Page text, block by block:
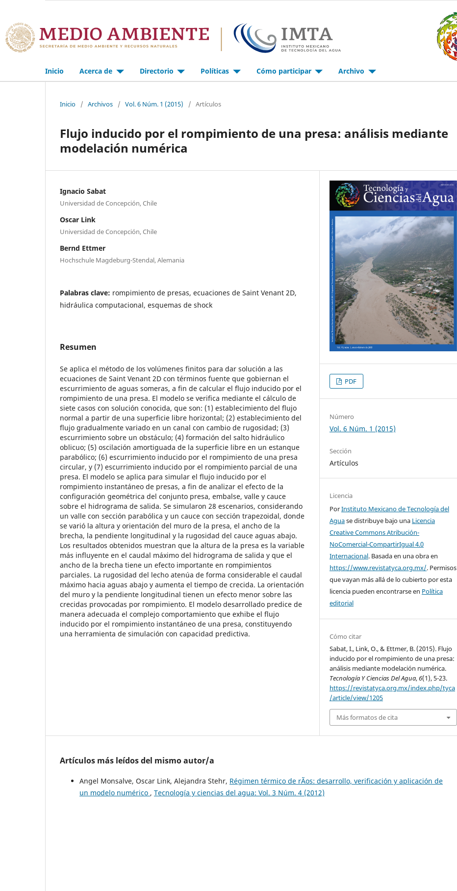
Inicio Acerca de Directorio Políticas Cómo participar Archivo
Inicio / Archivos / Vol. 6 Núm. 1 (2015) / Artículos
Flujo inducido por el rompimiento de una presa: análisis mediante
modelación numérica
Ignacio Sabat
Universidad de Concepción, Chile
Oscar Link
Universidad de Concepción, Chile
Bernd Ettmer
Hochschule Magdeburg-Stendal, Alemania
Palabras clave: rompimiento de presas, ecuaciones de Saint Venant 2D,
hidráulica computacional, esquemas de shock
Resumen
Se aplica el método de los volúmenes finitos para dar solución a las
ecuaciones de Saint Venant 2D con términos fuente que gobiernan el
escurrimiento de aguas someras, a fin de calcular el flujo inducido por el
rompimiento de una presa. El modelo se verifica mediante el cálculo de
siete casos con solución conocida, que son: (1) establecimiento del flujo
normal a partir de una superficie libre horizontal; (2) establecimiento del
flujo gradualmente variado en un canal con cambio de rugosidad; (3)
escurrimiento sobre un obstáculo; (4) formación del salto hidráulico
oblicuo; (5) oscilación amortiguada de la superficie libre en un estanque
parabólico; (6) escurrimiento inducido por el rompimiento de una presa
circular, y (7) escurrimiento inducido por el rompimiento parcial de una
presa. El modelo se aplica para simular el flujo inducido por el
rompimiento instantáneo de presas, a fin de analizar el efecto de la
configuración geométrica del conjunto presa, embalse, valle y cauce
sobre el hidrograma de salida. Se simularon 28 escenarios, considerando
un valle con sección parabólica y un cauce con sección trapezoidal, donde
se varió la altura y orientación del muro de la presa, el ancho de la
brecha, la pendiente longitudinal y la rugosidad del cauce aguas abajo.
Los resultados obtenidos muestran que la altura de la presa es la variable
más influyente en el caudal máximo del hidrograma de salida y que el
ancho de la brecha tiene un efecto importante en rompimientos
parciales. La rugosidad del lecho atenúa de forma considerable el caudal
máximo hacia aguas abajo y aumenta el tiempo de crecida. La orientación
del muro y la pendiente longitudinal tienen un efecto menor sobre las
crecidas provocadas por rompimiento. El modelo desarrollado predice de
manera adecuada el complejo comportamiento que exhibe el flujo
inducido por el rompimiento instantáneo de una presa, constituyendo
una herramienta de simulación con capacidad predictiva.
PDF
Número
Vol. 6 Núm. 1 (2015)
Sección
Artículos
Licencia
PorInstituto Mexicano de Tecnología del
Aguase distribuye bajo una Licencia
Creative Commons Atribución-
NoComercial-CompartirIgual 4.0
Internacional. Basada en una obra en
https://www.revistatyca.org.mx/. Permisos
que vayan más allá de lo cubierto por esta
licencia pueden encontrarse en Política
editorial
Cómo citar
Sabat, I., Link, O., & Ettmer, B. (2015). Flujo
inducido por el rompimiento de una presa:
análisis mediante modelación numérica.
Tecnología Y Ciencias Del Agua,6(1), 5-23.
https://revistatyca.org.mx/index.php/tyca
/article/view/1205
Más formatos de cita
Artículos más leídos del mismo autor/a
Angel Monsalve, Oscar Link, Alejandra Stehr, Régimen térmico de rÃ­os: desarrollo, verificación y aplicación de
un modelo numérico , Tecnología y ciencias del agua: Vol. 3 Núm. 4 (2012)